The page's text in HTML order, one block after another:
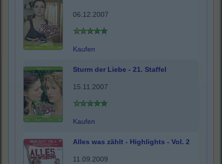
06.12.2007
Kaufen
Sturm der Liebe - 21. Staffel
15.11.2007
Kaufen
Alles was zählt - Highlights - Vol. 2
11.09.2009